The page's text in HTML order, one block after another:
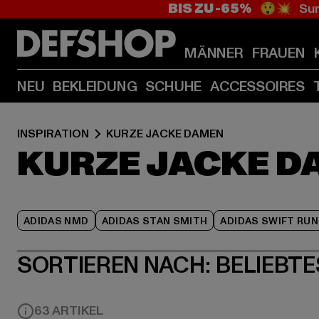
BIS ZU -65% 😲💥
MÄNNER FRAUEN
NEU BEKLEIDUNG SCHUHE ACCESSOIRES
INSPIRATION KURZE JACKE DAMEN
KURZE JACKE
ADIDAS NMD ADIDAS STAN SMITH ADIDAS SWIFT RUN
SORTIEREN NACH:
63 ARTIKEL